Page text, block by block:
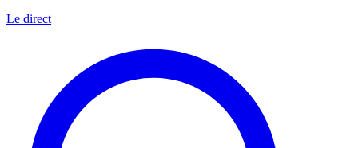
Le direct